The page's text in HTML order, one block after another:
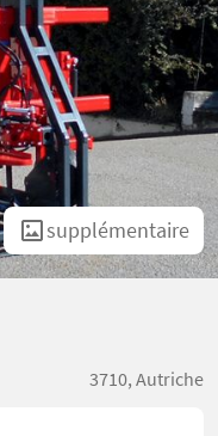
supplémentaire
3710, Autriche